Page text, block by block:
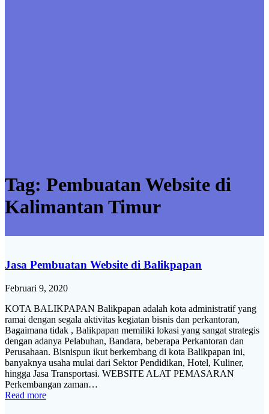
Tag: Pembuatan Website di
Kalimantan Timur
Jasa Pembuatan Website di Balikpapan
Februari 9, 2020
KOTA BALIKPAPAN Balikpapan adalah kota administratif yang
ramai dengan segala aktivitas kegiatan bisnis dan perkantoran,
Bagaimana tidak , Balikpapan memiliki lokasi yang sangat strategis
dengan adanya Pelabuhan, Bandara, beberapa Perkantoran dan
Perusahaan. Bisnispun ikut berkembang di kota Balikpapan ini,
banyaknya usaha mulai dari Sektor Pendidikan, Hotel, Kuliner,
hingga Jasa Transportasi. WEBSITE ALAT PEMASARAN
Perkembangan zaman…
Read more